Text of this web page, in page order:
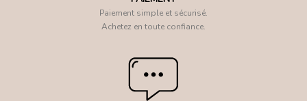
Paiement simple et sécurisé.
Achetez en toute confiance.